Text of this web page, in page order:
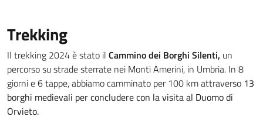
Trekking
Il trekking 2024 è stato il Cammino dei Borghi Silenti, un
percorso su strade sterrate nei Monti Amerini, in Umbria. In 8
giorni e 6 tappe, abbiamo camminato per 100 km attraverso 13
borghi medievali per concludere con la visita al Duomo di
Orvieto.